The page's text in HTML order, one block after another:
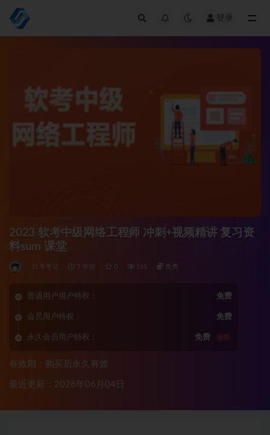
登录
2023 软考中级网络工程师 冲刺+视频精讲 复习资
料sum 课堂
软考考证 3 年前 0 165 免费
普通用户用户特权： 免费
会员用户特权： 免费
永久会员用户特权： 免费 推荐
有效期：购买后永久有效
最近更新：2026年06月04日